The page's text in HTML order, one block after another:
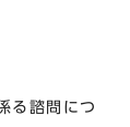
る諮問につ